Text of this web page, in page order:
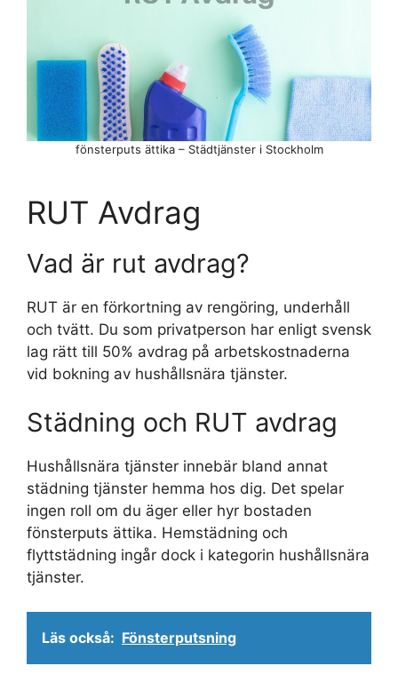
RUT Avdrag
Vad är rut avdrag?
RUT är en förkortning av rengöring, underhåll
och tvätt. Du som privatperson har enligt svensk
lag rätt till 50% avdrag på arbetskostnaderna
vid bokning av hushållsnära tjänster.
Städning och RUT avdrag
Hushållsnära tjänster innebär bland annat
städning tjänster hemma hos dig. Det spelar
ingen roll om du äger eller hyr bostaden
fönsterputs ättika. Hemstädning och
flyttstädning ingår dock i kategorin hushållsnära
tjänster.
Läs också: Fönsterputsning
fönsterputs ättika – Städtjänster i Stockholm